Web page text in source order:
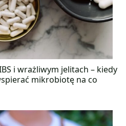
i wrażliwym jelitach – kiedy
mikrobiotę na co